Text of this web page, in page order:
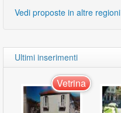
Vedi proposte in altre regioni
Ultimi inserimenti
Vetrina